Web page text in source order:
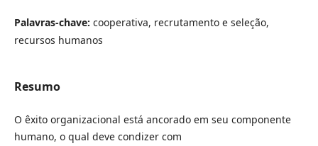
Palavras-chave: cooperativa, recrutamento e seleção,
recursos humanos
Resumo
O êxito organizacional está ancorado em seu componente
humano, o qual deve condizer com